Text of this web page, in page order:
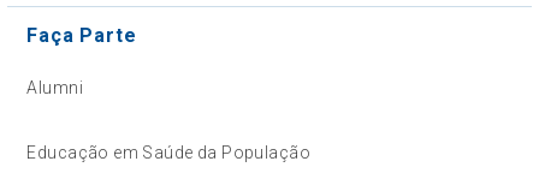
Faça Parte
Alumni
Educação em Saúde da População